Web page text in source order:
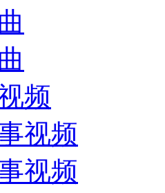
频
视频
视频